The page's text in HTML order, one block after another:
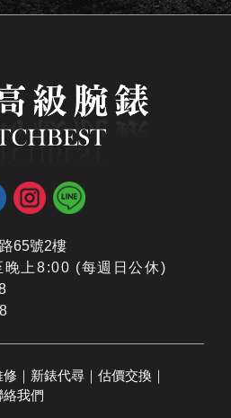
65號2樓
晚上8:00 (每週日公休)
修 ｜ 新錶代尋 ｜ 估價交換 ｜
絡我們